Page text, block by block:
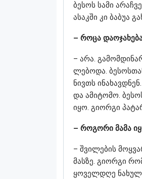
ბესოს სამი
ასაკში კი ბაბუა
– როცა
– არა.
ლებოდა.
ნივთს
და ამიტომო.
იყო. გიორგი
– როგორი მამა
– შვილების
მასზე. გიორგი
ყოველდღე